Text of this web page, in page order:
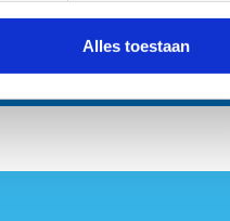
Alles toestaan